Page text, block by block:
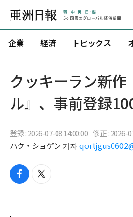
企業 経済 トピックス
クッキーラン新作
ル』、事前登録
登録 : 2026-07-08 14:00:00 修正 : 2026-
ハク・ショゲン 기자
f
c
t
i